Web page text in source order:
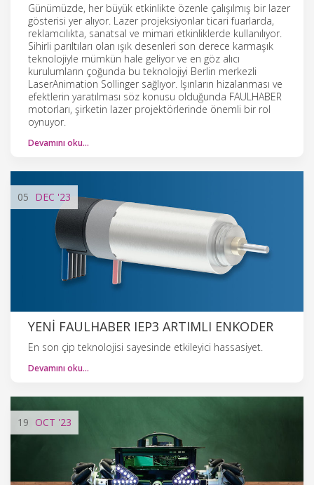
Günümüzde, her büyük etkinlikte özenle çalışılmış bir lazer
gösterisi yer alıyor. Lazer projeksiyonlar ticari fuarlarda,
reklamcılıkta, sanatsal ve mimari etkinliklerde kullanılıyor.
Sihirli parıltıları olan ışık desenleri son derece karmaşık
teknolojiyle mümkün hale geliyor ve en göz alıcı
kurulumların çoğunda bu teknolojiyi Berlin merkezli
LaserAnimation Sollinger sağlıyor. Işınların hizalanması ve
efektlerin yaratılması söz konusu olduğunda FAULHABER
motorları, şirketin lazer projektörlerinde önemli bir rol
oynuyor.
Devamını oku…
05 DEC '23
YENI FAULHABER IEP3 ARTIMLI ENKODER
En son çip teknolojisi sayesinde etkileyici hassasiyet.
Devamını oku…
19 OCT '23